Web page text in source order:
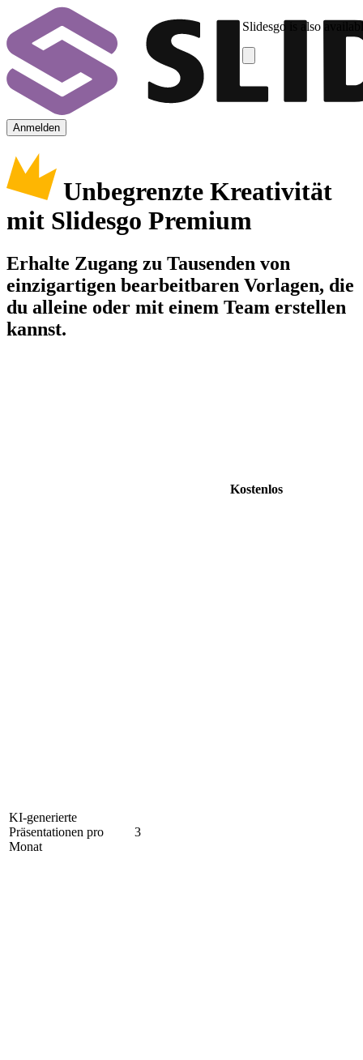
Slidesgo is also
Anmelden
Unbegrenzte Kreativität
mit Slidesgo Premium
Erhalte Zugang zu Tausenden von
einzigartigen bearbeitbaren Vorlagen, die
du alleine oder mit einem Team erstellen
kannst.
Kostenlos
KI-generierte
Präsentationen pro
Monat
3